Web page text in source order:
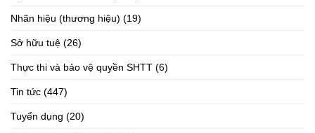
Nhãn hiệu (thương hiệu) (19)
Sở hữu tuệ (26)
Thực thi và bảo vệ quyền SHTT (6)
Tin tức (447)
Tuyển dụng (20)